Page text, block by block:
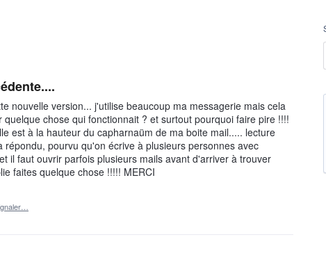
nouvelle version... j'utilise beaucoup ma messagerie mais cela
chose qui fonctionnait ? et surtout pourquoi faire pire !!!!
est à la hauteur du capharnaüm de ma boite mail..... lecture
pourvu qu'on écrive à plusieurs personnes avec
il faut ouvrir parfois plusieurs mails avant d'arriver à trouver
faites quelque chose !!!!! MERCI